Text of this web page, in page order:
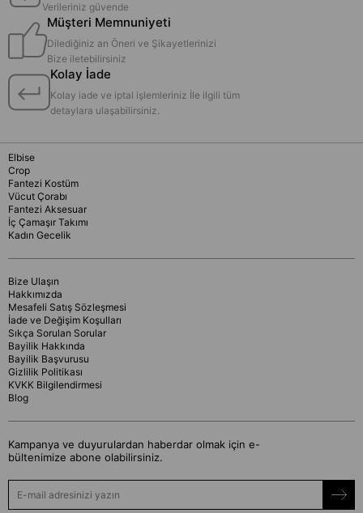
Verileriniz güvende
Müşteri Memnuniyeti
Dilediğiniz an Öneri ve Şikayetlerinizi
Bize iletebilirsiniz
Kolay İade
Kolay iade ve iptal işlemleriniz İle ilgili tüm
detaylara ulaşabilirsiniz.
Elbise
Crop
Fantezi Kostüm
Vücut Çorabı
Fantezi Aksesuar
İç Çamaşır Takımı
Kadın Gecelik
Bize Ulaşın
Hakkımızda
Mesafeli Satış Sözleşmesi
İade ve Değişim Koşulları
Sıkça Sorulan Sorular
Bayilik Hakkında
Bayilik Başvurusu
Gizlilik Politikası
KVKK Bilgilendirmesi
Blog
Kampanya ve duyurulardan haberdar olmak için e-
bültenimize abone olabilirsiniz.